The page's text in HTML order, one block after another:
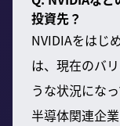
投資先？
NVIDIAをはじ
は、現在のバ
うな状況にな
半導体関連企